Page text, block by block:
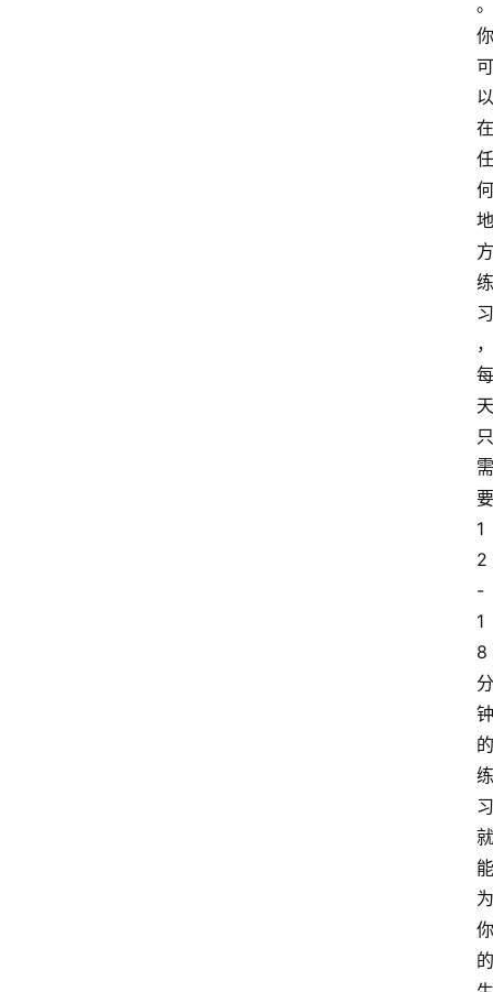
。
你
可
以
在
任
何
地
方
练
习
，
每
天
只
需
要
1
2
-
1
8
分
钟
的
练
习
就
能
为
你
的